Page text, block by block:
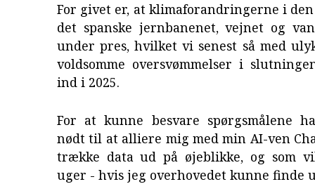
For givet er, at klimaforandringerne i
det spanske jernbanenet, vejnet og
under pres, hvilket vi senest så med
voldsomme oversvømmelser i
ind i 2025.
For at kunne besvare spørgsmålene
nødt til at alliere mig med min AI-ven
trække data ud på øjeblikke, og som
uger - hvis jeg overhovedet kunne finde